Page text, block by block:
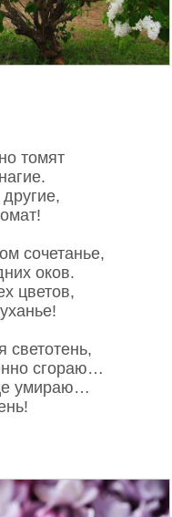
томят
сочетанье,
оков.
цветов,
светотень,
сгораю…
умираю…